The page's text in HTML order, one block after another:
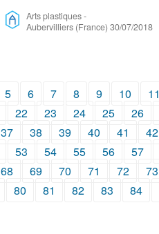
Arts plastiques-
Aubervilliers (France) 30/07/2018
5 6 7 8 9 10 11
22 23 24 25 26
37 38 39 40 41 42
53 54 55 56 57
68 69 70 71 72 73
80 81 82 83 84